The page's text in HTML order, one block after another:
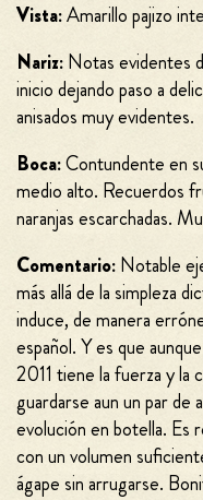
Vista:Amarillo pajizo
Nariz:Notas evidentes
inicio dejando paso a
anisados muy evidentes.
Boca:Contundente en
medio alto. Recuerdos
naranjas escarchadas.
Comentario:Notable
más allá de la simpleza
induce, de manera
español. Y es que
2011 tiene la fuerza y la
guardarse aun un par de
evolución en botella. Es
con un volumen
ágape sin arrugarse.